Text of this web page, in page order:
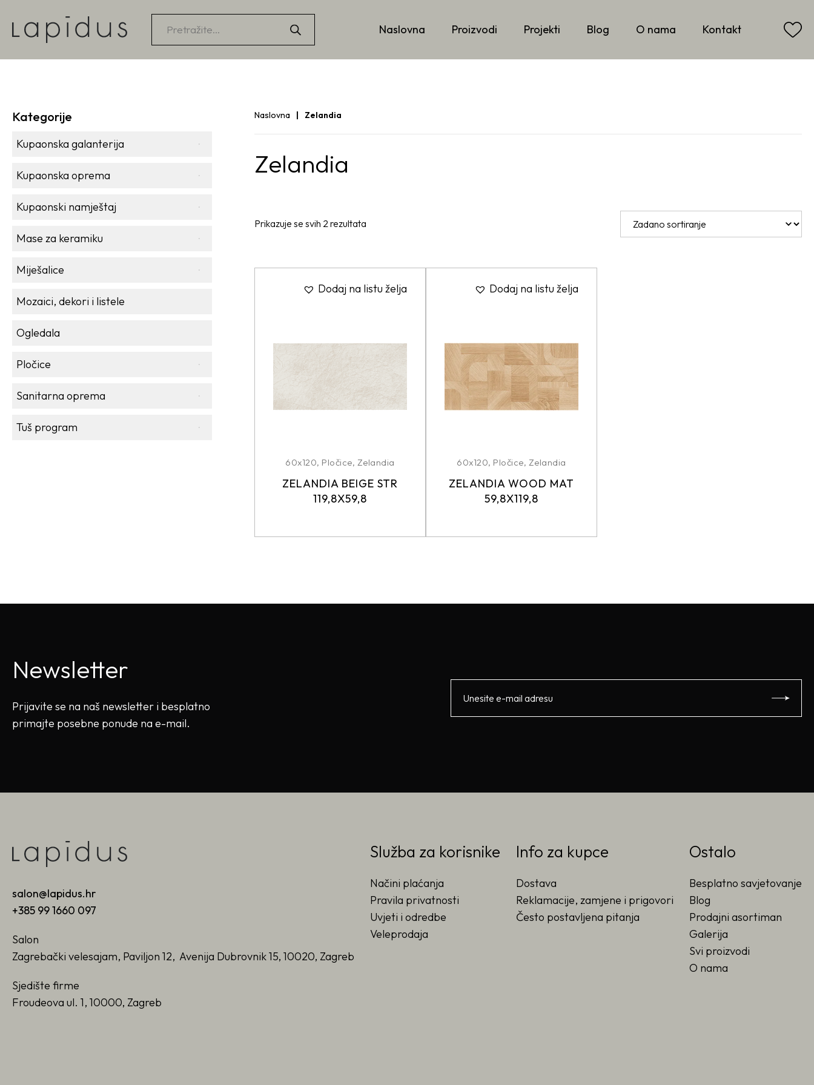
Products
search
Naslovna Proizvodi Projekti Blog O nama Kontakt
Kategorije
Kupaonska galanterija
Kupaonska oprema
Kupaonski namještaj
Mase za keramiku
Miješalice
Mozaici, dekori i listele
Ogledala
Pločice
Sanitarna oprema
Tuš program
Naslovna Zelandia
Zelandia
Prikazuje se svih 2 rezultata
Dodaj na listu želja
60x120, Pločice, Zelandia
ZELANDIA BEIGE STR
119,8X59,8
Dodaj na listu želja
60x120, Pločice, Zelandia
ZELANDIA WOOD MAT
59,8X119,8
Newsletter
Prijavite se na naš newsletter i besplatno
primajte posebne ponude na e-mail.
salon@lapidus.hr
+385 99 1660 097
Salon
Zagrebački velesajam, Paviljon 12, Avenija Dubrovnik 15, 10020, Zagreb
Sjedište firme
Froudeova ul. 1, 10000, Zagreb
Služba za korisnike
Načini plaćanja
Pravila privatnosti
Uvjeti i odredbe
Veleprodaja
Info za kupce
Dostava
Reklamacije, zamjene i prigovori
Često postavljena pitanja
Ostalo
Besplatno savjetovanje
Blog
Prodajni asortiman
Galerija
Svi proizvodi
O nama